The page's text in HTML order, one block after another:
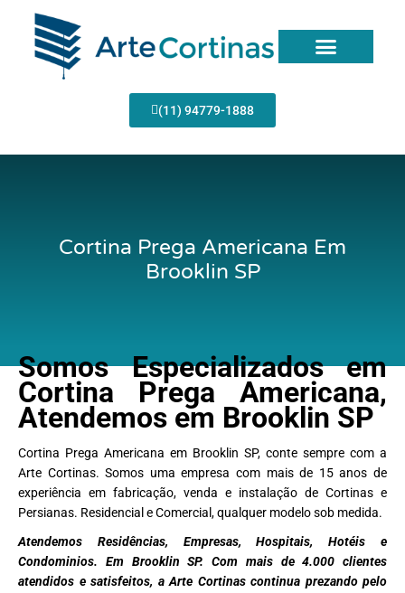
conteúdo
(11) 94779-1888
Cortina Prega Americana Em
Brooklin SP
Somos Especializados em
Cortina Prega Americana,
Atendemos em Brooklin SP
Cortina Prega Americana em Brooklin SP, conte sempre com a
Arte Cortinas. Somos uma empresa com mais de 15 anos de
experiência em fabricação, venda e instalação de Cortinas e
Persianas. Residencial e Comercial, qualquer modelo sob medida.
Atendemos Residências, Empresas, Hospitais, Hotéis e
Condominios. Em Brooklin SP. Com mais de 4.000 clientes
atendidos e satisfeitos, a Arte Cortinas continua prezando pelo